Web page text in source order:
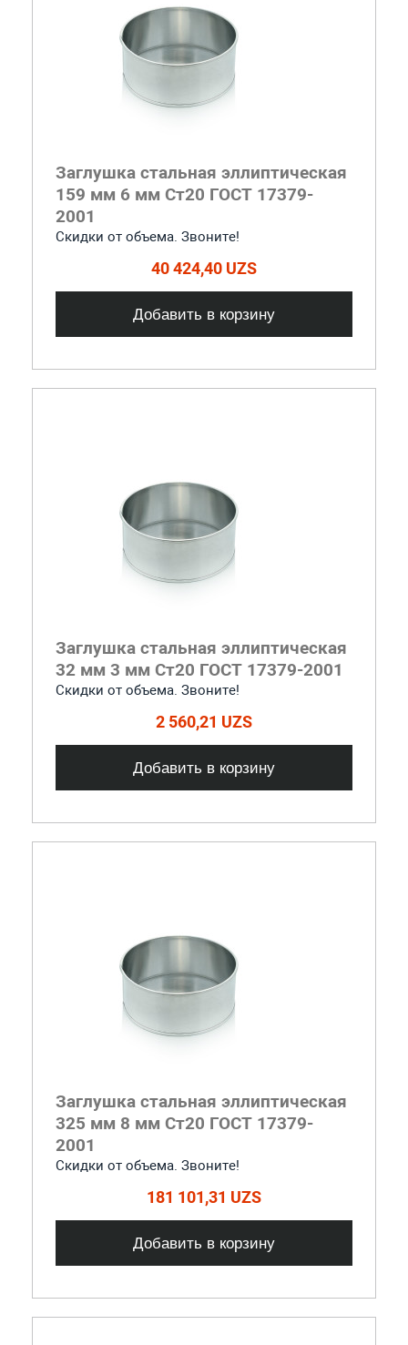
Заглушка стальная эллиптическая
159 мм 6 мм Ст20 ГОСТ 17379-
2001
Скидки от объема. Звоните!
40 424,40 UZS
Добавить в корзину
Заглушка стальная эллиптическая
32 мм 3 мм Ст20 ГОСТ 17379-2001
Скидки от объема. Звоните!
2 560,21 UZS
Добавить в корзину
Заглушка стальная эллиптическая
325 мм 8 мм Ст20 ГОСТ 17379-
2001
Скидки от объема. Звоните!
181 101,31 UZS
Добавить в корзину